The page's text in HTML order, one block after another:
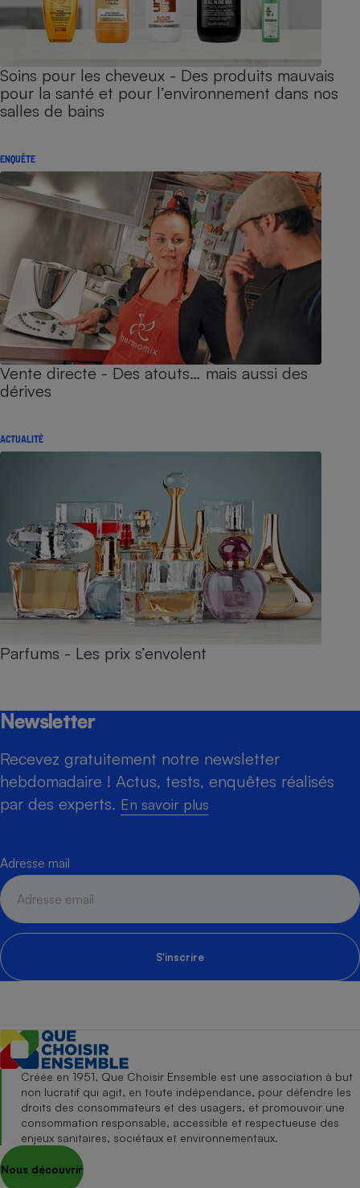
Soins pour les cheveux - Des produits mauvais
pour la santé et pour l’environnement dans nos
salles de bains
ENQUÊTE
Vente directe - Des atouts… mais aussi des
dérives
ACTUALITÉ
Parfums - Les prix s’envolent
Newsletter
Recevez gratuitement notre newsletter
hebdomadaire ! Actus, tests, enquêtes réalisés
par des experts. En savoir plus
Adresse mail
S'inscrire
Créée en 1951, Que Choisir Ensemble est une association à but
non lucratif qui agit, en toute indépendance, pour défendre les
droits des consommateurs et des usagers, et promouvoir une
consommation responsable, accessible et respectueuse des
enjeux sanitaires, sociétaux et environnementaux.
Nous découvrir